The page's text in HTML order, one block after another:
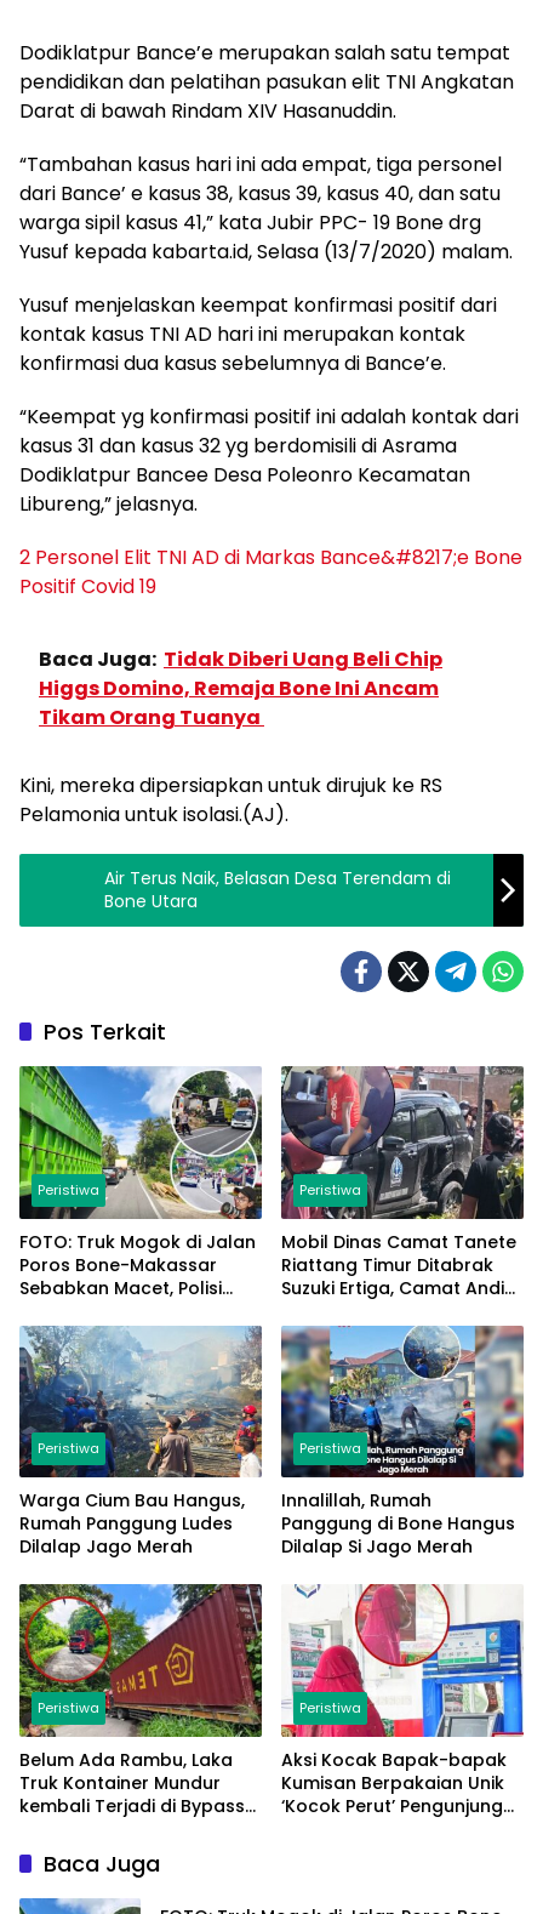
Dodiklatpur Bance’e merupakan salah satu tempat
pendidikan dan pelatihan pasukan elit TNI Angkatan
Darat di bawah Rindam XIV Hasanuddin.
“Tambahan kasus hari ini ada empat, tiga personel
dari Bance’ e kasus 38, kasus 39, kasus 40, dan satu
warga sipil kasus 41,” kata Jubir PPC- 19 Bone drg
Yusuf kepada kabarta.id, Selasa (13/7/2020) malam.
Yusuf menjelaskan keempat konfirmasi positif dari
kontak kasus TNI AD hari ini merupakan kontak
konfirmasi dua kasus sebelumnya di Bance’e.
“Keempat yg konfirmasi positif ini adalah kontak dari
kasus 31 dan kasus 32 yg berdomisili di Asrama
Dodiklatpur Bancee Desa Poleonro Kecamatan
Libureng,” jelasnya.
2 Personel Elit TNI AD di Markas Bance&#8217;e Bone
Positif Covid 19
Baca Juga: Tidak Diberi Uang Beli Chip
Higgs Domino, Remaja Bone Ini Ancam
Tikam Orang Tuanya
Kini, mereka dipersiapkan untuk dirujuk ke RS
Pelamonia untuk isolasi.(AJ).
Air Terus Naik, Belasan Desa Terendam di
Bone Utara
Pos Terkait
Peristiwa
FOTO: Truk Mogok di Jalan
Poros Bone-Makassar
Sebabkan Macet, Polisi
Peristiwa
Mobil Dinas Camat Tanete
Riattang Timur Ditabrak
Suzuki Ertiga, Camat Andi
Saya Baik-Baik Saja
Peristiwa
Warga Cium Bau Hangus,
Rumah Panggung Ludes
Dilalap Jago Merah
Peristiwa
Innalillah, Rumah
Panggung di Bone Hangus
Dilalap Si Jago Merah
Peristiwa
Belum Ada Rambu, Laka
Truk Kontainer Mundur
kembali Terjadi di Bypass
Peristiwa
Aksi Kocak Bapak-bapak
Kumisan Berpakaian Unik
‘Kocok Perut’ Pengunjung
Baca Juga